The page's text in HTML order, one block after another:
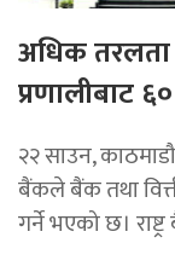
अधिक तरलता
प्रणालीबाट
२२ साउन,
बैंकले बैंक तथा
गर्ने भएको छ।